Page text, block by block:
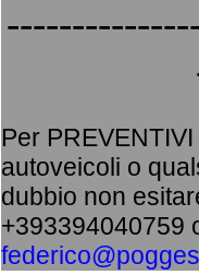
Per
autoveicoli o
dubbio non
+393394040759